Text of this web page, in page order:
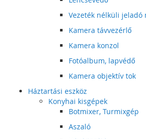
Vezeték nélküli jeladó
Kamera távvezérlő
Kamera konzol
Fotóalbum, lapvédő
Kamera objektív tok
Háztartási eszköz
Konyhai kisgépek
Botmixer, Turmixgép
Aszaló